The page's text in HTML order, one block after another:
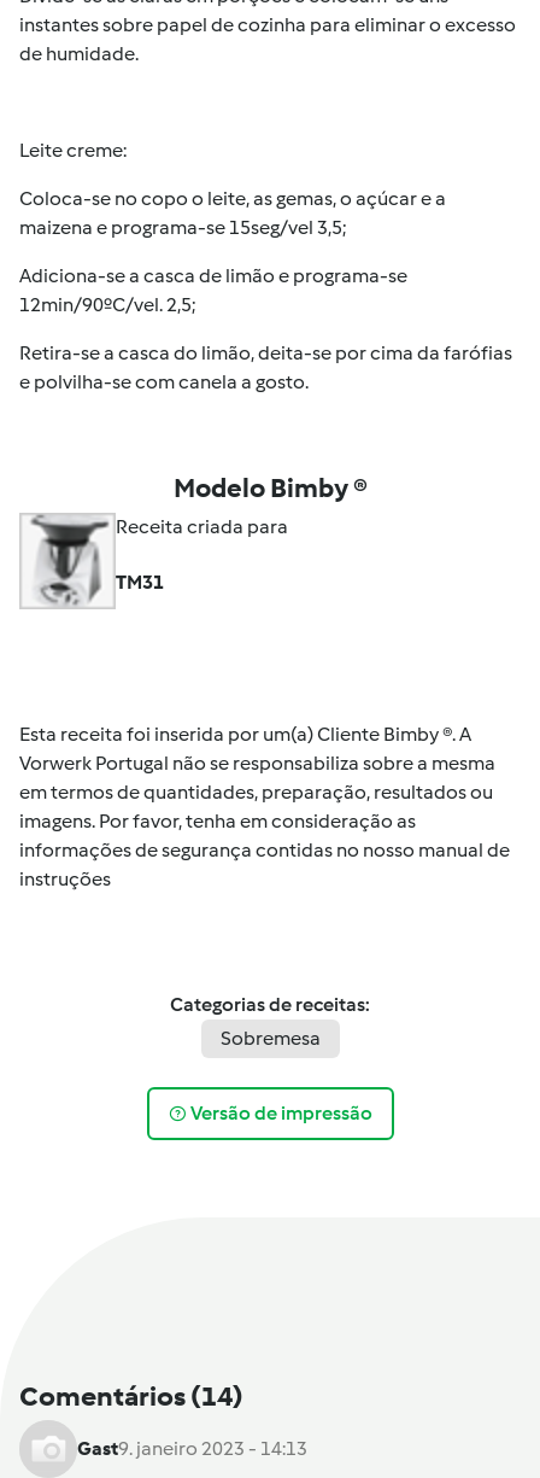
instantes sobre papel de cozinha para eliminar o excesso
de humidade.
Leite creme:
Coloca-se no copo o leite, as gemas, o açúcar e a
maizena e programa-se 15seg/vel 3,5;
Adiciona-se a casca de limão e programa-se
12min/90ºC/vel. 2,5;
Retira-se a casca do limão, deita-se por cima da farófias
e polvilha-se com canela a gosto.
Modelo Bimby ®
Receita criada para
TM31
Esta receita foi inserida por um(a) Cliente Bimby ®. A
Vorwerk Portugal não se responsabiliza sobre a mesma
em termos de quantidades, preparação, resultados ou
imagens. Por favor, tenha em consideração as
informações de segurança contidas no nosso manual de
instruções
Categorias de receitas:
Sobremesa
Versão de impressão
Comentários(14)
Gast9. janeiro 2023 - 14:13